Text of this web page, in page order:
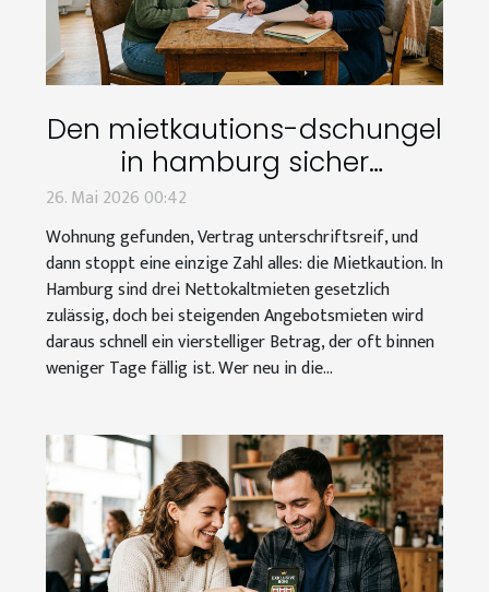
Den mietkautions-dschungel
in hamburg sicher
durchqueren – expertenrat
für mieter
26. Mai 2026 00:42
Wohnung gefunden, Vertrag unterschriftsreif, und
dann stoppt eine einzige Zahl alles: die Mietkaution. In
Hamburg sind drei Nettokaltmieten gesetzlich
zulässig, doch bei steigenden Angebotsmieten wird
daraus schnell ein vierstelliger Betrag, der oft binnen
weniger Tage fällig ist. Wer neu in die...